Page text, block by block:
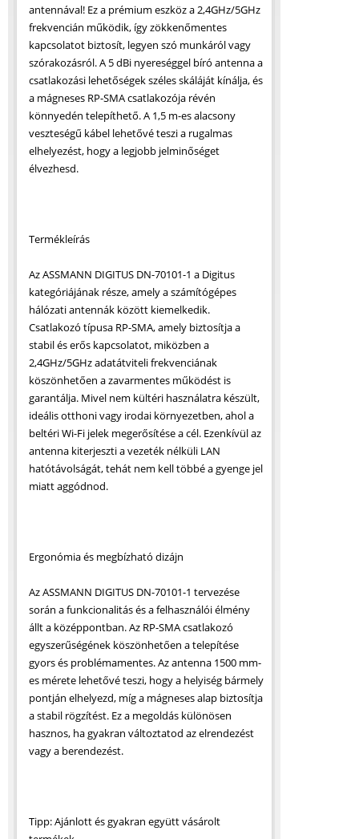
antennával! Ez a prémium eszköz a 2,4GHz/5GHz
frekvencián működik, így zökkenőmentes
kapcsolatot biztosít, legyen szó munkáról vagy
szórakozásról. A 5 dBi nyereséggel bíró antenna a
csatlakozási lehetőségek széles skáláját kínálja, és
a mágneses RP-SMA csatlakozója révén
könnyedén telepíthető. A 1,5 m-es alacsony
veszteségű kábel lehetővé teszi a rugalmas
elhelyezést, hogy a legjobb jelminőséget
élvezhesd.
Termékleírás
Az ASSMANN DIGITUS DN-70101-1 a Digitus
kategóriájának része, amely a számítógépes
hálózati antennák között kiemelkedik.
Csatlakozó típusa RP-SMA, amely biztosítja a
stabil és erős kapcsolatot, miközben a
2,4GHz/5GHz adatátviteli frekvenciának
köszönhetően a zavarmentes működést is
garantálja. Mivel nem kültéri használatra készült,
ideális otthoni vagy irodai környezetben, ahol a
beltéri Wi-Fi jelek megerősítése a cél. Ezenkívül az
antenna kiterjeszti a vezeték nélküli LAN
hatótávolságát, tehát nem kell többé a gyenge jel
miatt aggódnod.
Ergonómia és megbízható dizájn
Az ASSMANN DIGITUS DN-70101-1 tervezése
során a funkcionalitás és a felhasználói élmény
állt a középpontban. Az RP-SMA csatlakozó
egyszerűségének köszönhetően a telepítése
gyors és problémamentes. Az antenna 1500 mm-
es mérete lehetővé teszi, hogy a helyiség bármely
pontján elhelyezd, míg a mágneses alap biztosítja
a stabil rögzítést. Ez a megoldás különösen
hasznos, ha gyakran változtatod az elrendezést
vagy a berendezést.
Tipp: Ajánlott és gyakran együtt vásárolt